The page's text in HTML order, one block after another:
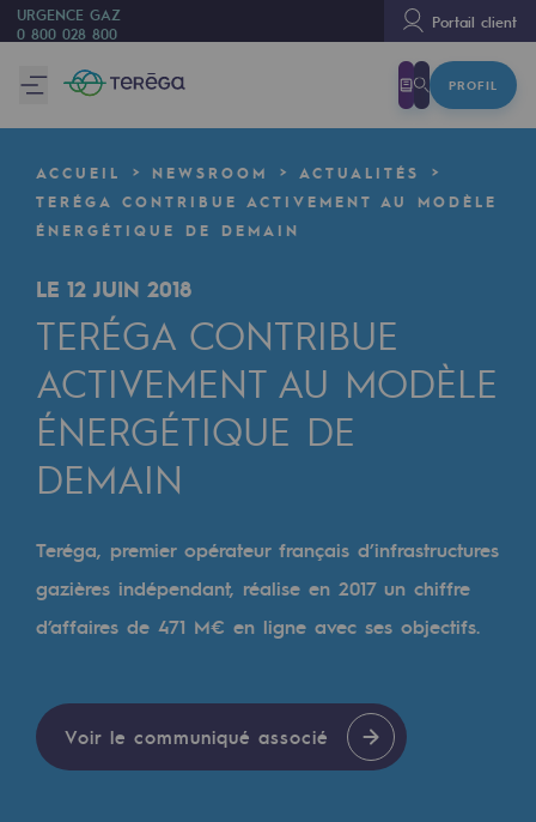
URGENCE GAZ
0 800 028 800
Portail client
PROFIL
Nous sommes
80 ans d'histoire
Teréga
Teréga
Accélérateur de la transition énergétique
Un réseau local et européen
Une organisation adaptative et ouverte
Une organisation adaptative et
Digitalisation
Transversalité et Collaboratif
Notre culture et nos valeurs
Notre organisation
Notre organisation
ACCUEIL NEWSROOM
ACTUALITÉS
TERÉGA CONTRIBUE ACTIVEMENT AU MODÈLE
ÉNERGÉTIQUE DE DEMAIN
LE 12 JUIN 2018
TERÉGA CONTRIBUE
ACTIVEMENT AU MODÈLE
ÉNERGÉTIQUE DE
DEMAIN
Teréga, premier opérateur français d’infrastructures
gazières indépendant, réalise en 2017 un chiffre
d’affaires de 471 M€ en ligne avec ses objectifs.
Voir le communiqué associé